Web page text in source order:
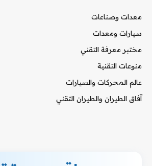
معدات وصناعات
سيارات ومعدات
مختبر معرفة التقني
منوعات التقنية
عالم المحركات والسيارات
آفاق الطيران والطيران التقني